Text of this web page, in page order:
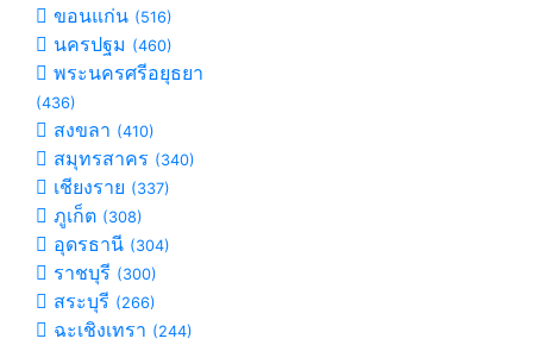
ขอนแก่น (516)
นครปฐม (460)
พระนครศรีอยุธยา
(436)
สงขลา (410)
สมุทรสาคร (340)
เชียงราย (337)
ภูเก็ต (308)
อุดรธานี (304)
ราชบุรี (300)
สระบุรี (266)
ฉะเชิงเทรา (244)